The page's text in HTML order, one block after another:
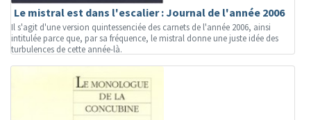
Le mistral est dans l'escalier : Journal de l'année 2006
Il s'agit d'une version quintessenciée des carnets de l'année 2006, ainsi
intitulée parce que, par sa fréquence, le mistral donne une juste idée des
turbulences de cette année-là.